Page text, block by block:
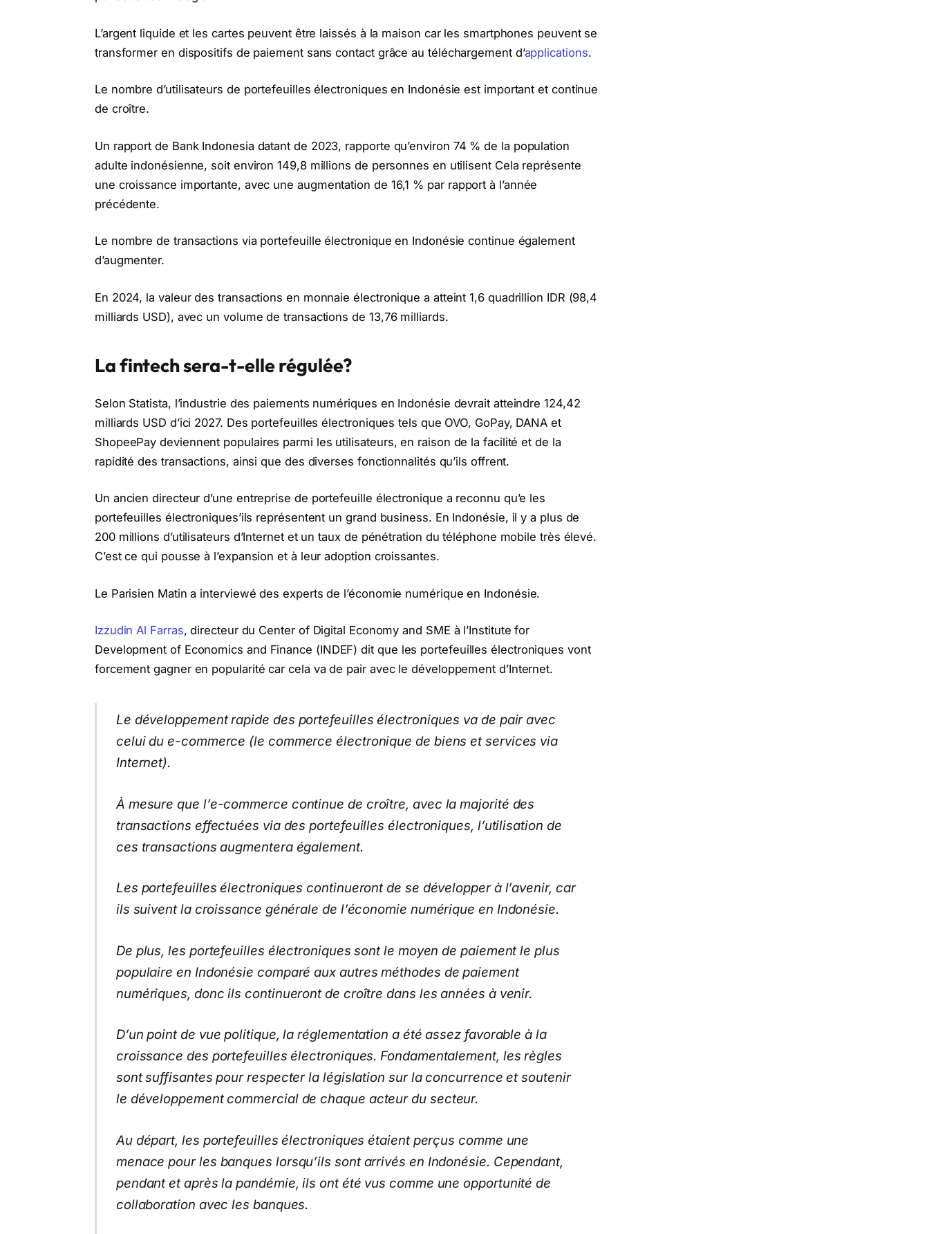
L’argent liquide et les cartes peuvent être laissés à la maison car les smartphones peuvent se
transformer en dispositifs de paiement sans contact grâce au téléchargement d’applications.
Le nombre d’utilisateurs de portefeuilles électroniques en Indonésie est important et continue
de croître.
Un rapport de Bank Indonesia datant de 2023, rapporte qu’environ 74 % de la population
adulte indonésienne, soit environ 149,8 millions de personnes en utilisent Cela représente
une croissance importante, avec une augmentation de 16,1 % par rapport à l’année
précédente.
Le nombre de transactions via portefeuille électronique en Indonésie continue également
d’augmenter.
En 2024, la valeur des transactions en monnaie électronique a atteint 1,6 quadrillion IDR (98,4
milliards USD), avec un volume de transactions de 13,76 milliards.
La fintech sera-t-elle régulée?
Selon Statista, l’industrie des paiements numériques en Indonésie devrait atteindre 124,42
milliards USD d’ici 2027. Des portefeuilles électroniques tels que OVO, GoPay, DANA et
ShopeePay deviennent populaires parmi les utilisateurs, en raison de la facilité et de la
rapidité des transactions, ainsi que des diverses fonctionnalités qu’ils offrent.
Un ancien directeur d’une entreprise de portefeuille électronique a reconnu qu’e les
portefeuilles électroniques’ils représentent un grand business. En Indonésie, il y a plus de
200 millions d’utilisateurs d’Internet et un taux de pénétration du téléphone mobile très élevé.
C’est ce qui pousse à l’expansion et à leur adoption croissantes.
Le Parisien Matin a interviewé des experts de l’économie numérique en Indonésie.
Izzudin Al Farras, directeur du Center of Digital Economy and SME à l’Institute for
Development of Economics and Finance (INDEF) dit que les portefeuilles électroniques vont
forcement gagner en popularité car cela va de pair avec le développement d’Internet.
Le développement rapide des portefeuilles électroniques va de pair avec
celui du e-commerce (le commerce électronique de biens et services via
Internet).
À mesure que l’e-commerce continue de croître, avec la majorité des
transactions effectuées via des portefeuilles électroniques, l’utilisation de
ces transactions augmentera également.
Les portefeuilles électroniques continueront de se développer à l’avenir, car
ils suivent la croissance générale de l’économie numérique en Indonésie.
De plus, les portefeuilles électroniques sont le moyen de paiement le plus
populaire en Indonésie comparé aux autres méthodes de paiement
numériques, donc ils continueront de croître dans les années à venir.
D’un point de vue politique, la réglementation a été assez favorable à la
croissance des portefeuilles électroniques. Fondamentalement, les règles
sont suffisantes pour respecter la législation sur la concurrence et soutenir
le développement commercial de chaque acteur du secteur.
Au départ, les portefeuilles électroniques étaient perçus comme une
menace pour les banques lorsqu’ils sont arrivés en Indonésie. Cependant,
pendant et après la pandémie, ils ont été vus comme une opportunité de
collaboration avec les banques.